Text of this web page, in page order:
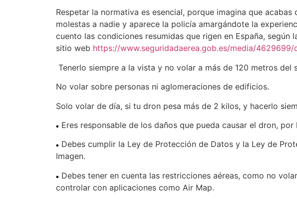
Respetar la normativa es esencial, porque imagina que
molestas a nadie y aparece la policía amargándote la
cuento las condiciones resumidas que rigen en España,
sitio web https://www.seguridadaerea.gob.es/media/4629699/
Tenerlo siempre a la vista y no volar a más de 120 metros del
No volar sobre personas ni aglomeraciones de edificios.
Solo volar de día, si tu dron pesa más de 2 kilos, y hacerlo
Eres responsable de los daños que pueda causar el dron,
Debes cumplir la Ley de Protección de Datos y la Ley de
Imagen.
Debes tener en cuenta las restricciones aéreas, como no
controlar con aplicaciones como Air Map.